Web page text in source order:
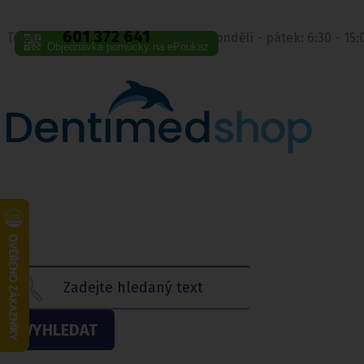
Telefon: 601 372 641 Volejte pondělí - pátek: 6:30 -
Objednávka pomůcky na ePoukaz
VYHLEDAT